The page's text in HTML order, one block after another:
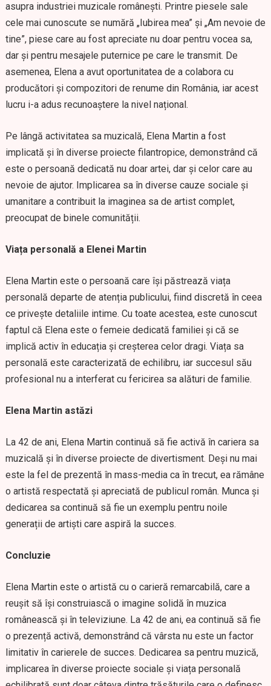
asupra industriei muzicale românești. Printre piesele sale
cele mai cunoscute se numără „Iubirea mea” și „Am nevoie de
tine”, piese care au fost apreciate nu doar pentru vocea sa,
dar și pentru mesajele puternice pe care le transmit. De
asemenea, Elena a avut oportunitatea de a colabora cu
producători și compozitori de renume din România, iar acest
lucru i-a adus recunoaștere la nivel național.
Pe lângă activitatea sa muzicală, Elena Martin a fost
implicată și în diverse proiecte filantropice, demonstrând că
este o persoană dedicată nu doar artei, dar și celor care au
nevoie de ajutor. Implicarea sa în diverse cauze sociale și
umanitare a contribuit la imaginea sa de artist complet,
preocupat de binele comunității.
Viața personală a Elenei Martin
Elena Martin este o persoană care își păstrează viața
personală departe de atenția publicului, fiind discretă în ceea
ce privește detaliile intime. Cu toate acestea, este cunoscut
faptul că Elena este o femeie dedicată familiei și că se
implică activ în educația și creșterea celor dragi. Viața sa
personală este caracterizată de echilibru, iar succesul său
profesional nu a interferat cu fericirea sa alături de familie.
Elena Martin astăzi
La 42 de ani, Elena Martin continuă să fie activă în cariera sa
muzicală și în diverse proiecte de divertisment. Deși nu mai
este la fel de prezentă în mass-media ca în trecut, ea rămâne
o artistă respectată și apreciată de publicul român. Munca și
dedicarea sa continuă să fie un exemplu pentru noile
generații de artiști care aspiră la succes.
Concluzie
Elena Martin este o artistă cu o carieră remarcabilă, care a
reușit să își construiască o imagine solidă în muzica
românească și în televiziune. La 42 de ani, ea continuă să fie
o prezență activă, demonstrând că vârsta nu este un factor
limitativ în carierele de succes. Dedicarea sa pentru muzică,
implicarea în diverse proiecte sociale și viața personală